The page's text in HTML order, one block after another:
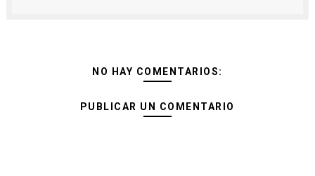
NO HAY COMENTARIOS:
PUBLICAR UN COMENTARIO